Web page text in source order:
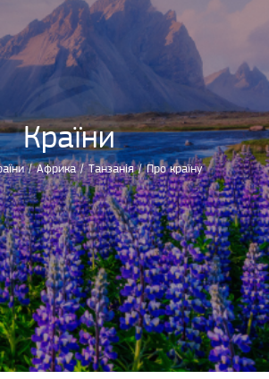
Країни
/ Африка / Танзанія / Про країну